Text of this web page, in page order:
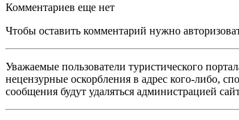
Комментариев еще нет
Чтобы оставить комментарий нужно
Уважаемые пользователи туристического
нецензурные оскорбления в адрес кого-либо,
сообщения будут удаляться администрацией